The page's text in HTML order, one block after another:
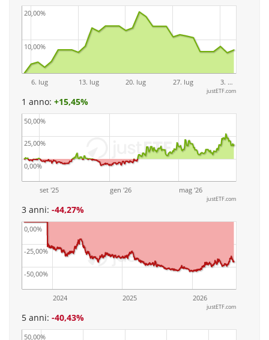
6. lug 13. lug 20. lug 27. lug 3. …
10,00%
20,00%
justETF.com
1 anno: +15,45%
set '25 gen '26 mag '26
0,00%
25,00%
50,00%
justETF.com
3 anni: -44,27%
2024 2025 2026
-50,00%
-25,00%
0,00%
justETF.com
5 anni: -40,43%
50,00%